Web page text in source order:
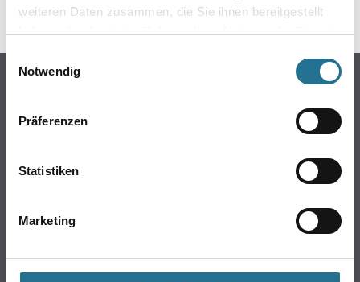
weiteren Daten zusammen, die Sie ihnen bereitgestellt
haben oder die sie im Rahmen Ihrer Nutzung der Dienste
Einwilligungsauswahl
Notwendig
Präferenzen
Statistiken
Marketing
Online-Shop
Putze- und Spachtelmassen
Wand- & Deckenbeläge